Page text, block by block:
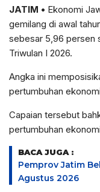
JATIM • Ekonomi
gemilang di awal
sebesar 5,96 persen
Triwulan I 2026.
Angka ini
pertumbuhan
Capaian tersebut
pertumbuhan
BACA JUGA :
Pemprov Jatim
Agustus 2026